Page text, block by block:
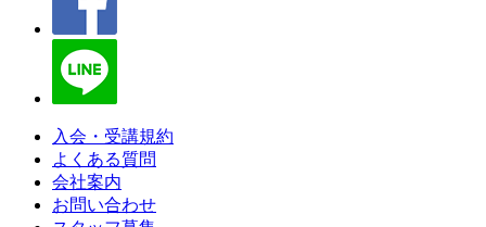
入会・受講規約
よくある質問
会社案内
お問い合わせ